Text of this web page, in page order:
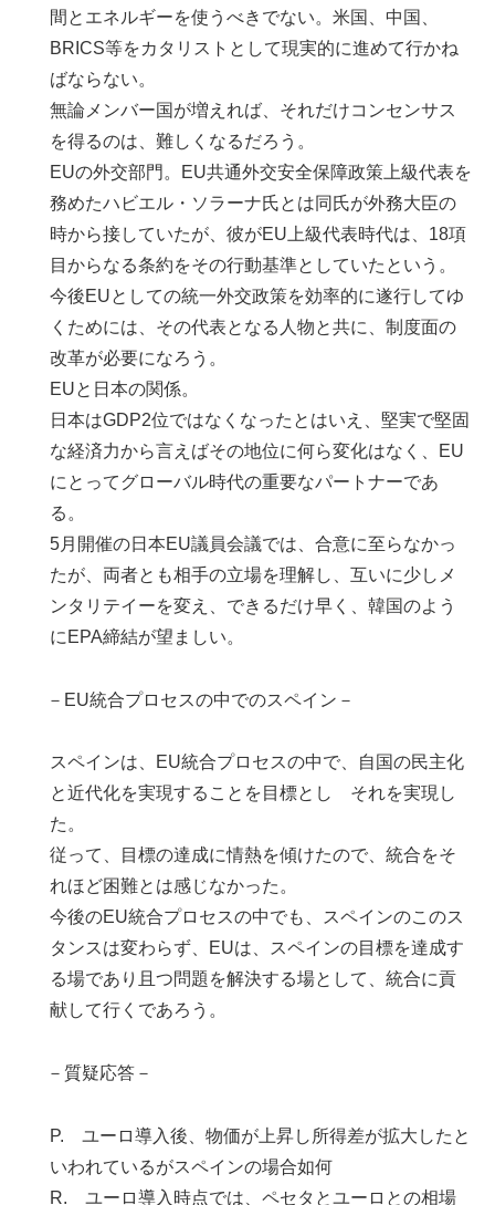
間とエネルギーを使うべきでない。米国、中国、
BRICS等をカタリストとして現実的に進めて行かね
ばならない。
無論メンバー国が増えれば、それだけコンセンサス
を得るのは、難しくなるだろう。
EUの外交部門。EU共通外交安全保障政策上級代表を
務めたハビエル・ソラーナ氏とは同氏が外務大臣の
時から接していたが、彼がEU上級代表時代は、18項
目からなる条約をその行動基準としていたという。
今後EUとしての統一外交政策を効率的に遂行してゆ
くためには、その代表となる人物と共に、制度面の
改革が必要になろう。
EUと日本の関係。
日本はGDP2位ではなくなったとはいえ、堅実で堅固
な経済力から言えばその地位に何ら変化はなく、EU
にとってグローバル時代の重要なパートナーであ
る。
5月開催の日本EU議員会議では、合意に至らなかっ
たが、両者とも相手の立場を理解し、互いに少しメ
ンタリテイーを変え、できるだけ早く、韓国のよう
にEPA締結が望ましい。
－EU統合プロセスの中でのスペイン－
スペインは、EU統合プロセスの中で、自国の民主化
と近代化を実現することを目標とし それを実現し
た。
従って、目標の達成に情熱を傾けたので、統合をそ
れほど困難とは感じなかった。
今後のEU統合プロセスの中でも、スペインのこのス
タンスは変わらず、EUは、スペインの目標を達成す
る場であり且つ問題を解決する場として、統合に貢
献して行くであろう。
－質疑応答－
P. ユーロ導入後、物価が上昇し所得差が拡大したと
いわれているがスペインの場合如何
R. ユーロ導入時点では、ペセタとユーロとの相場